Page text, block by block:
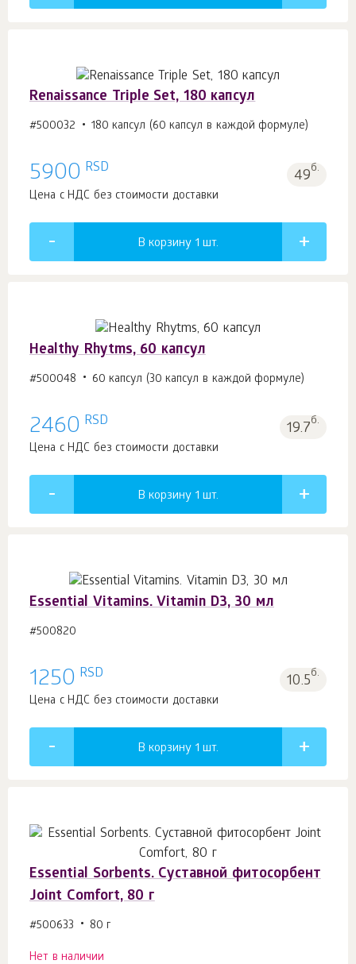
Renaissance Triple Set, 180 капсул
#500032 180 капсул (60 капсул в каждой формуле)
5900 RSD 49б.
Цена с НДС без стоимости доставки
В корзину 1 шт.
Healthy Rhytms, 60 капсул
#500048 60 капсул (30 капсул в каждой формуле)
2460 RSD 19.7б.
Цена с НДС без стоимости доставки
В корзину 1 шт.
Essential Vitamins. Vitamin D3, 30 мл
#500820
1250 RSD 10.5б.
Цена с НДС без стоимости доставки
В корзину 1 шт.
Essential Sorbents. Суставной фитосорбент
Joint Comfort, 80 г
#500633 80 г
Нет в наличии